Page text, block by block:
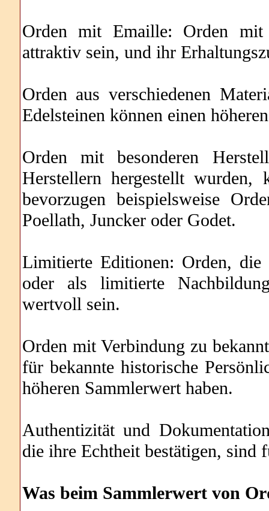
Orden mit Emaille: Orden mit
attraktiv sein, und ihr
Orden aus verschiedenen
Edelsteinen können einen
Orden mit besonderen
Herstellern hergestellt wurden,
bevorzugen beispielsweise
Poellath, Juncker oder Godet.
Limitierte Editionen: Orden,
oder als limitierte
wertvoll sein.
Orden mit Verbindung zu
für bekannte historische
höheren Sammlerwert haben.
Authentizität und
die ihre Echtheit bestätigen, sind
Was beim Sammlerwert von